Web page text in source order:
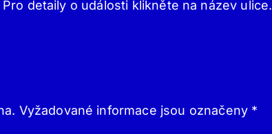
detaily o události klikněte na název ulice.
Vyžadované informace jsou označeny *